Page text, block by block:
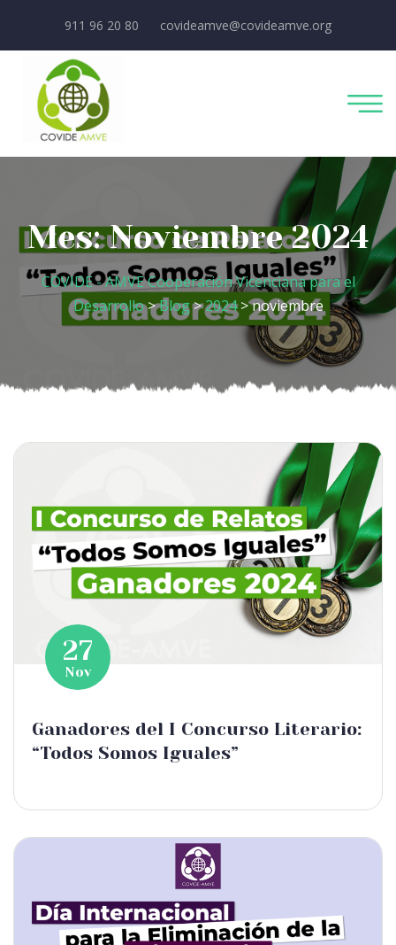
911 96 20 80 covideamve@covideamve.org
Mes:Noviembre 2024
COVIDE - AMVE Cooperación Vicenciana para el
Desarrollo>Blog>2024> noviembre
27
Nov
Ganadores del I Concurso Literario:
“Todos Somos Iguales”